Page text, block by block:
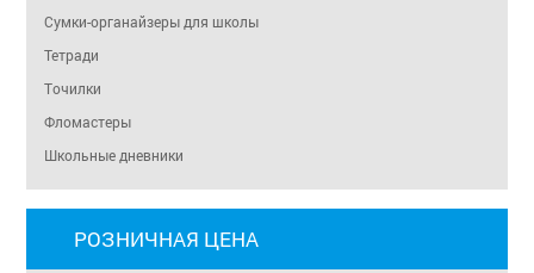
Сумки-органайзеры для школы
Тетради
Точилки
Фломастеры
Школьные дневники
РОЗНИЧНАЯ ЦЕНА